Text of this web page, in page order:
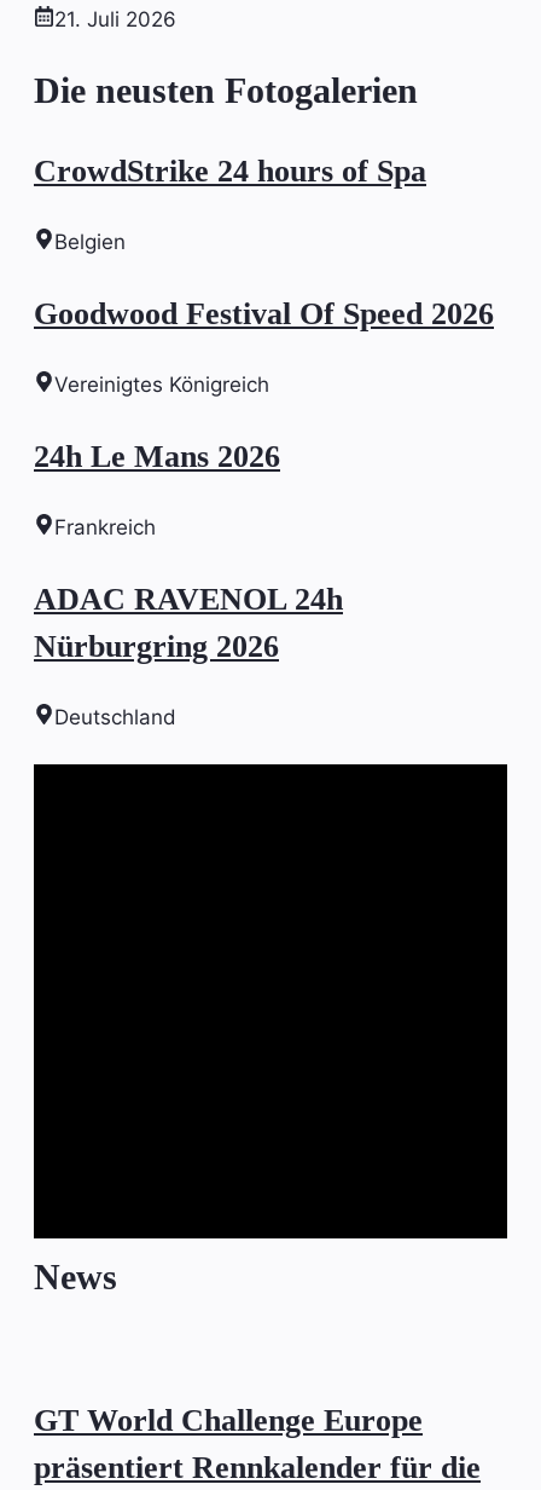
21. Juli 2026
Die neusten Fotogalerien
CrowdStrike 24 hours of Spa
Belgien
Goodwood Festival Of Speed 2026
Vereinigtes Königreich
24h Le Mans 2026
Frankreich
ADAC RAVENOL 24h
Nürburgring 2026
Deutschland
News
GT World Challenge Europe
präsentiert Rennkalender für die